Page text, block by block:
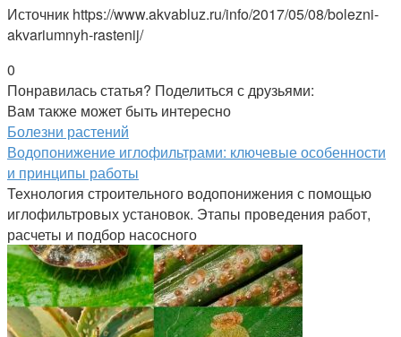
Источник https://www.akvabluz.ru/info/2017/05/08/bolezni-
akvariumnyh-rastenij/
0
Понравилась статья? Поделиться с друзьями:
Вам также может быть интересно
Болезни растений
Водопонижение иглофильтрами: ключевые особенности
и принципы работы
Технология строительного водопонижения с помощью
иглофильтровых установок. Этапы проведения работ,
расчеты и подбор насосного